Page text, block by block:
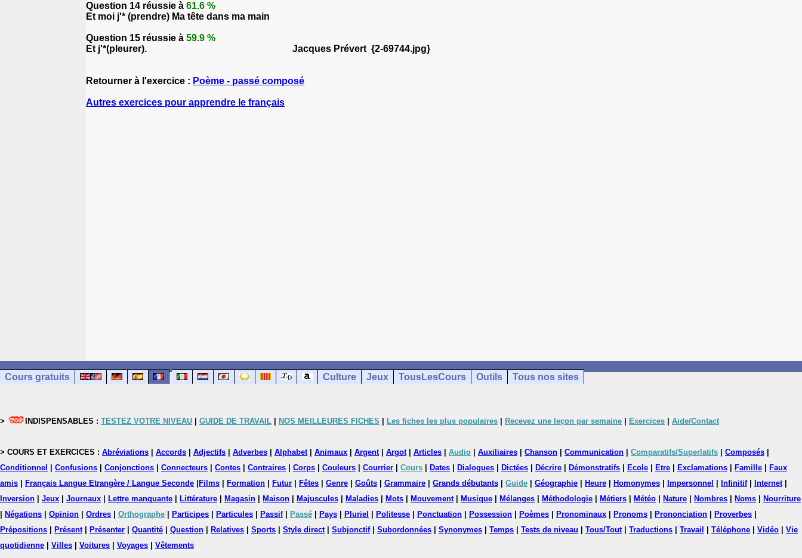
Question 14 réussie à 61.6 %
Et moi j'* (prendre) Ma tête dans ma main
Question 15 réussie à 59.9 %
Et j'*(pleurer). Jacques Prévert {2-69744.jpg}
Retourner à l'exercice : Poème - passé composé
Autres exercices pour apprendre le français
Cours gratuits Culture Jeux TousLesCours Outils Tous nos sites
> INDISPENSABLES : TESTEZ VOTRE NIVEAU GUIDE DE TRAVAIL NOS MEILLEURES FICHES Les fiches les plus populaires Recevez une leçon par semaine Exercices Aide/Contact
> COURS ET EXERCICES : Abréviations Accords Adjectifs Adverbes Alphabet| Animaux Argent| Argot| Articles Audio Auxiliaires Chanson Communication Comparatifs/Superlatifs Composés
Conditionnel
Confusions Conjonctions Connecteurs Contes Contraires Corps Couleurs Courrier Cours Dates Dialogues Dictées Décrire Démonstratifs Ecole Etre Exclamations Famille
Faux
amis
Français Langue Etrangère / Langue Seconde Films Formation Futur Fêtes Genre Goûts Grammaire Grands débutants Guide Géographie Heure Homonymes Impersonnel Infinitif| Internet|
Inversion
Jeux Journaux Lettre manquante Littérature Magasin Maison Majuscules Maladies Mots Mouvement| Musique Mélanges Méthodologie Métiers Météo Nature Nombres Noms
Nourriture
Négations Opinion Ordres Orthographe Participes Particules Passif| Passé Pays Pluriel Politesse Ponctuation Possession Poèmes Pronominaux Pronoms Prononciation Proverbes
Prépositions
Présent| Présenter Quantité Question Relatives Sports Style direct| Subjonctif| Subordonnées Synonymes Temps Tests de niveau Tous/Tout| Traductions Travail Téléphone Vidéo
Vie
quotidienne
Villes Voitures Voyages Vêtements